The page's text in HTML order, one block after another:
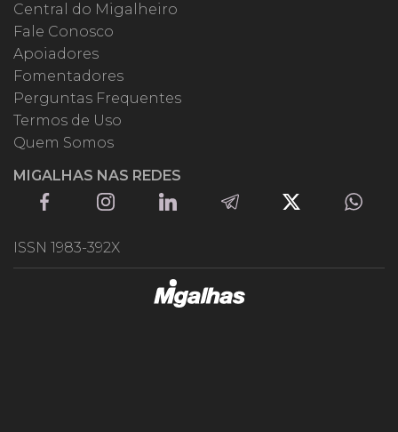
Central do Migalheiro
Fale Conosco
Apoiadores
Fomentadores
Perguntas Frequentes
Termos de Uso
Quem Somos
MIGALHAS NAS REDES
ISSN 1983-392X